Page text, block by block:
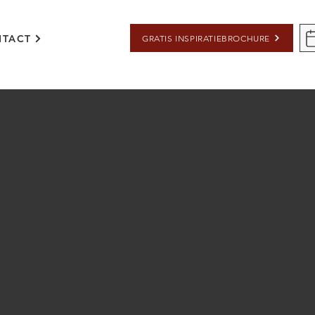
GRATIS INSPIRATIEBROCHURE